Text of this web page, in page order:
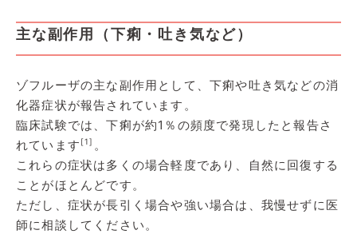
主な副作用（下痢・吐き気など）
ゾフルーザの主な副作用として、下痢や吐き気などの消
化器症状が報告されています。
臨床試験では、下痢が約1％の頻度で発現したと報告さ
れています [1] 。
これらの症状は多くの場合軽度であり、自然に回復する
ことがほとんどです。
ただし、症状が長引く場合や強い場合は、我慢せずに医
師に相談してください。